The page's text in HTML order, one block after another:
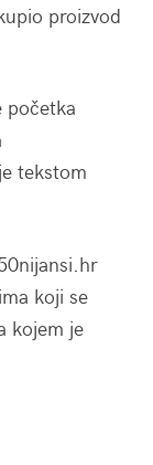
proizvod
početka
tekstom
koji se
kojem je